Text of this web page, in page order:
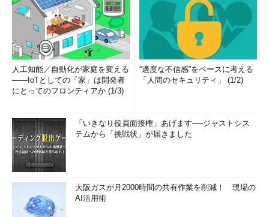
人工知能／自動化が家庭を変える
――IoTとしての「家」は開発者
にとってのフロンティアか (1/3)
“適度な不信感”をベースに考える
「人間のセキュリティ」 (1/2)
「いきなり役員面接権」あげます──ジャストシス
テムから「挑戦状」が届きました
大阪ガスが月2000時間の共有作業を削減！ 現場の
AI活用術